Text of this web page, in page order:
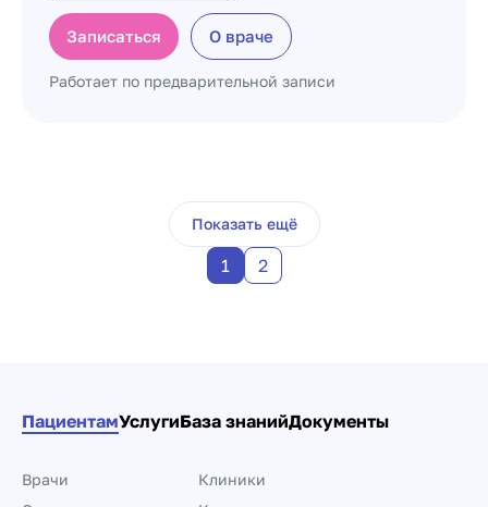
Записаться О враче
Работает по предварительной записи
Пагинация по
Показать ещё
1 2
ПациентамУслугиБаза знанийДокументы
Врачи
Клиники